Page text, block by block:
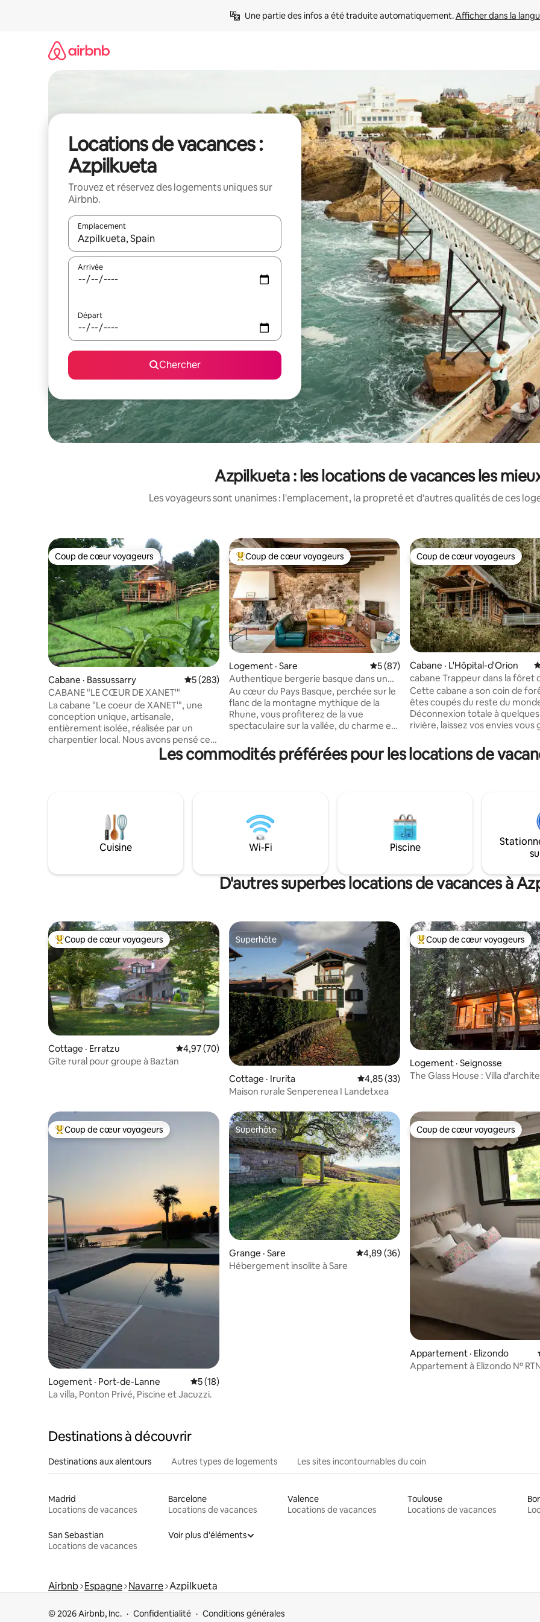
Une partie des infos a été traduite automatiquement. Afficher dans la
Locations de vacances :
Azpilkueta
Trouvez et réservez des logements uniques sur
Airbnb.
Emplacement
Quand les résultats sont affichés, parcourez-les en utilisant les flèches vers le haut et vers le bas, ou en appuyant
Arrivée
Départ
Chercher
Azpilkueta : les locations de vacances les
Les voyageurs sont unanimes : l'emplacement, la propreté et d'autres qualités de ces
Coup de cœur voyageurs
Coup de cœur voyageurs
Cabane · Bassussarry Note moyenne de 5 sur 5, 283 commentaires
5 (283)
CABANE "LE CŒUR DE XANET'"
La cabane "Le coeur de XANET'", une
conception unique, artisanale,
entièrement isolée, réalisée par un
charpentier local. Nous avons pensé ce
bien pour vous offrir une parenthèse, un
moment hors du temps. Le bois offre
ouvertures, dirigées vers la forêt et le
verger. Et nous avons également mis à
votre disposition un SPA privatif, pour
une détente totale !!
Coup de cœur voyageurs parmi les plus aimés
Coup de cœur voyageurs
Logement · Sare Note moyenne de 5 sur 5, 87
5 (87)
Authentique bergerie basque dans un
cadre unique
Au cœur du Pays Basque, perchée sur le
flanc de la montagne mythique de la
Rhune, vous profiterez de la vue
spectaculaire sur la vallée, du charme et
Entièrement rénovée et équipée pour
accueillir toute votre famille ou vos amis
d'un patrimoine culturel unique. Pour un
séjour nature, zen, sportif et convivial
Coup de cœur voyageurs
Coup de cœur voyageurs
Cabane · L'Hôpital-d'Orion
cabane Trappeur dans la fôret
de bearn
Cette cabane a son coin de
êtes coupés du reste du
Déconnexion totale à quelques
rivière, laissez vos envies vous
composée d'une chambre à
un lit, en bas une pièce qui
planche charcuterie fromage
possibles le soir (commande
l’avance)
Les commodités préférées pour les locations de
Cuisine Wi-Fi Piscine
D'autres superbes locations de vacances à
Coup de cœur voyageurs parmi les plus aimés
Coup de cœur voyageurs
Cottage · Erratzu Note moyenne de 4,97 sur 5, 70 commentaires
4,97 (70)
Gîte rural pour groupe à Baztan
Superhôte
Superhôte
Cottage · Irurita Note moyenne de 4,85 sur 5, 33
4,85 (33)
Maison rurale Senperenea I Landetxea
Coup de cœur voyageurs
Coup de cœur voyageurs
Logement · Seignosse
The Glass House : Villa
Coup de cœur voyageurs parmi les plus aimés
Coup de cœur voyageurs
Logement · Port-de-Lanne Note moyenne de 5 sur 5, 18 commentaires
5 (18)
La villa, Ponton Privé, Piscine et Jacuzzi.
Superhôte
Superhôte
Grange · Sare Note moyenne de 4,89 sur 5, 36
4,89 (36)
Hébergement insolite à Sare
Coup de cœur voyageurs
Coup de cœur voyageurs
Appartement · Elizondo
Appartement à Elizondo Nº
Destinations à découvrir
Destinations aux alentours Autres types de logements Les sites incontournables du coin
Madrid
Locations de vacances
Barcelone
Locations de vacances
Valence
Locations de vacances
Toulouse
Locations de vacances
San Sebastian
Locations de vacances
Voir plus d'éléments
Airbnb Espagne Navarre Azpilkueta
© 2026 Airbnb, Inc. Confidentialité Conditions générales